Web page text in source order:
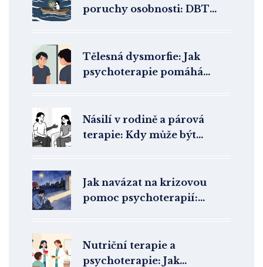
poruchy osobnosti: DBT
Tělesná dysmorfie: Jak
psychoterapie pomáhá
Násilí v rodině a párová
terapie: Kdy může být
Jak navázat na krizovou
pomoc psychoterapií:
Nutriční terapie a
psychoterapie: Jak